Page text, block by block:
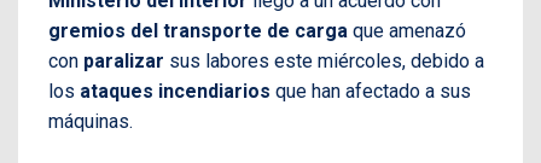
gremios del transporte de carga que amenazó
con paralizar sus labores este miércoles, debido a
los ataques incendiarios que han afectado a sus
máquinas.